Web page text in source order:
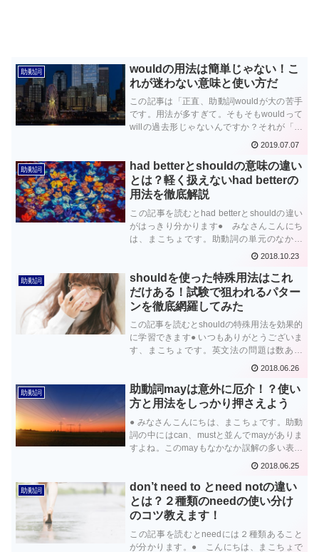
助動詞
wouldの用法は簡単じゃない！こ
れが迷わない意味と使い方だ
この記事は「正直、助動詞wouldが大の苦手
です。用法が多すぎて。そもそもwouldって
willの過去形じゃないんですか？それが「丁
寧」表現だの「仮定法」のwouldだのと...も
なんかwouldにつ...
2019.07.07
助動詞
had betterとshouldの意味の違い
とは？軽く扱えないhad betterの
用法を徹底解説
この記事を読むとhad betterとshouldの違い
がはっきり分かります● みなさんこんにち
は、まこちょです。助動詞の単元のなかに
had betterという表現があるのですが、この
多い箇...
2018.10.23
助動詞
shouldを使った特殊用法はこれ
だけある！試験で狙われるパター
ンを徹底網羅してみた
この記事を読むとshouldの特殊用法を効果的
に学習できます● いつもありがとうございま
す、まこちょです。英文法の問題は数あれ
ど、この助動詞こそ頻繁に登場するものはな
のはshouldの用法。
2018.06.26
助動詞
助動詞mayは意外に厄介！？使い
方と用法をしっかり押さえよう
● みなさんこんにちは、まこちょです。助動
詞の中にはcan、mustと並んでmayがありま
すよね。このmayもなかなか誤解の多い表現
2018.06.25
助動詞
don’t need to とneed notの違い
とは？２種類のneedの使い分け
のコツ教えます！
この記事を読むとneedには２種類あること
が分かります。● こんにちは、まこちょで